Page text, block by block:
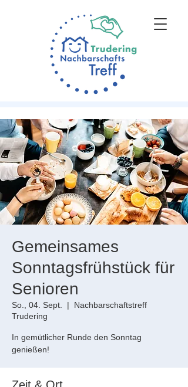
Gemeinsames
Sonntagsfrühstück für
Senioren
So., 04. Sept.
  |
Nachbarschaftstreff
Trudering
In gemütlicher Runde den Sonntag
genießen!